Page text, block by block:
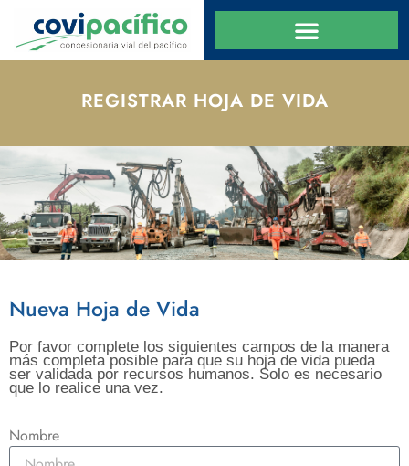
REGISTRAR HOJA DE VIDA
Nueva Hoja de Vida
Por favor complete los siguientes campos de la manera
más completa posible para que su hoja de vida pueda
ser validada por recursos humanos. Solo es necesario
que lo realice una vez.
Nombre